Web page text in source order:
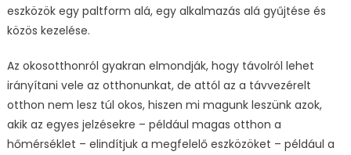
eszközök egy paltform alá, egy alkalmazás alá gyűjtése és
közös kezelése.
Az okosotthonról gyakran elmondják, hogy távolról lehet
irányítani vele az otthonunkat, de attól az a távvezérelt
otthon nem lesz túl okos, hiszen mi magunk leszünk azok,
akik az egyes jelzésekre – például magas otthon a
hőmérséklet – elindítjuk a megfelelő eszközöket – például a